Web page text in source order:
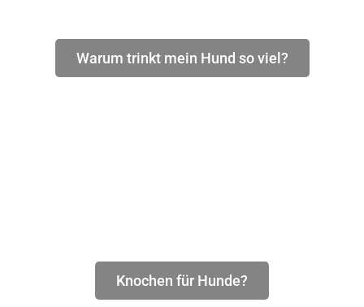
Warum trinkt mein Hund so viel?
Knochen für Hunde?